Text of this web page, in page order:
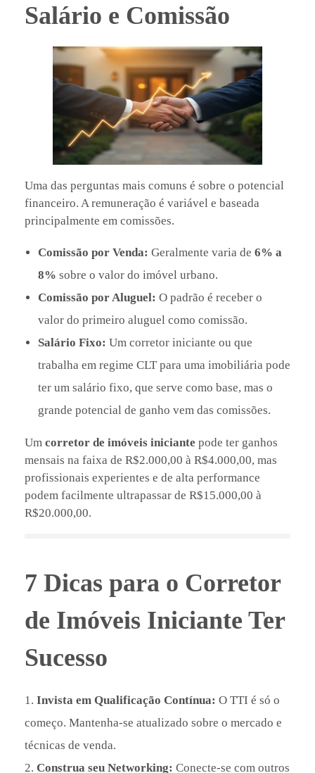
Salário e Comissão
Uma das perguntas mais comuns é sobre o potencial
financeiro. A remuneração é variável e baseada
principalmente em comissões.
Comissão por Venda: Geralmente varia de 6% a
8% sobre o valor do imóvel urbano.
Comissão por Aluguel: O padrão é receber o
valor do primeiro aluguel como comissão.
Salário Fixo: Um corretor iniciante ou que
trabalha em regime CLT para uma imobiliária pode
ter um salário fixo, que serve como base, mas o
grande potencial de ganho vem das comissões.
Um corretor de imóveis iniciante pode ter ganhos
mensais na faixa de R$2.000,00 à R$4.000,00, mas
profissionais experientes e de alta performance
podem facilmente ultrapassar de R$15.000,00 à
R$20.000,00.
7 Dicas para o Corretor
de Imóveis Iniciante Ter
Sucesso
Invista em Qualificação Contínua: O TTI é só o
começo. Mantenha-se atualizado sobre o mercado e
técnicas de venda.
Construa seu Networking: Conecte-se com outros